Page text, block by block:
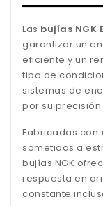
Las bujías NGK
garantizar un
eficiente y un
tipo de
sistemas de
por su
Fabricadas con
sometidas a
bujías NGK
respuesta en
constante